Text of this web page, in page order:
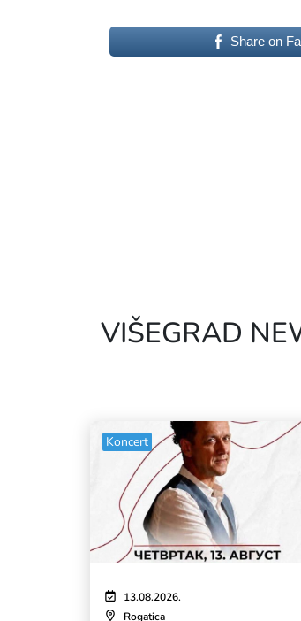
Share on
VIŠEGRAD
Koncert
13.08.2026.
Rogatica